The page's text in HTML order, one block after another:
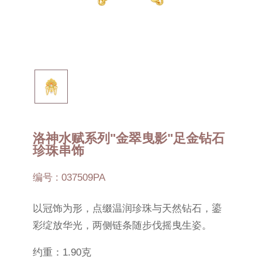
洛神水赋系列"金翠曳影"足金钻石
珍珠串饰
编号 : 037509PA
以冠饰为形，点缀温润珍珠与天然钻石，鎏
彩绽放华光，两侧链条随步伐摇曳生姿。
约重：1.90克